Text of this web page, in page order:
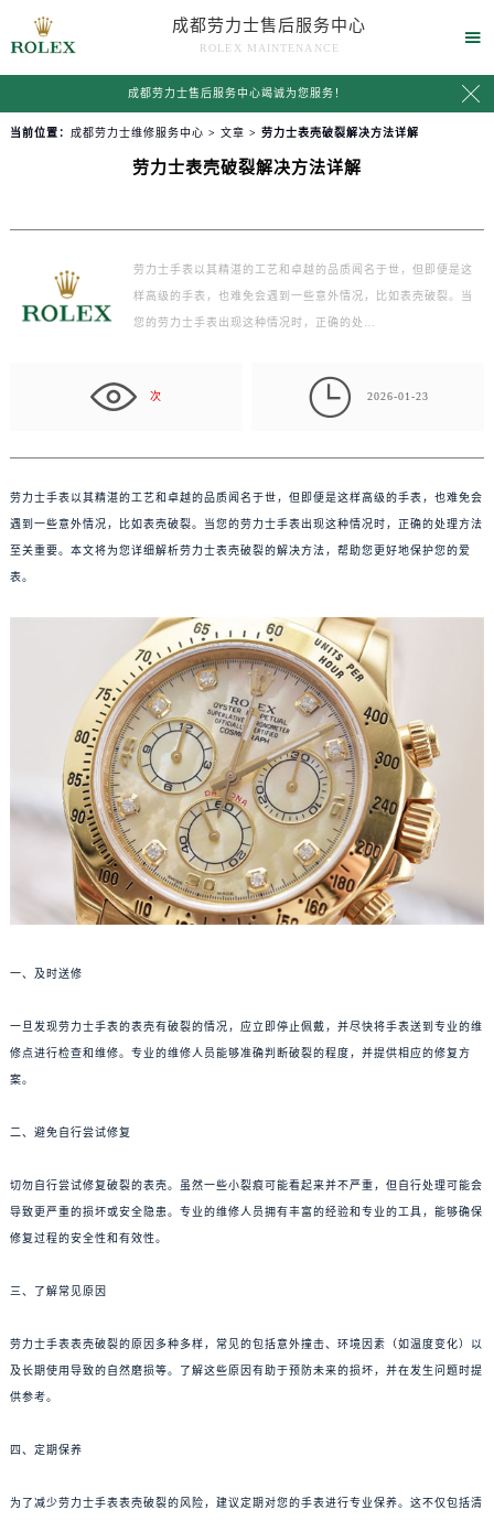
成都劳力士售后服务中心
ROLEX MAINTENANCE

成都劳力士售后服务中心竭诚为您服务！ 
当前位置： 成都劳力士维修服务中心 > 文章 > 劳力士表壳破裂解决方法详解
劳力士表壳破裂解决方法详解
劳力士手表以其精湛的工艺和卓越的品质闻名于世，但即便是这
样高级的手表，也难免会遇到一些意外情况，比如表壳破裂。当
您的劳力士手表出现这种情况时，正确的处…
次  2026-01-23
劳力士手表以其精湛的工艺和卓越的品质闻名于世，但即便是这样高级的手表，也难免会
遇到一些意外情况，比如表壳破裂。当您的劳力士手表出现这种情况时，正确的处理方法
至关重要。本文将为您详细解析劳力士表壳破裂的解决方法，帮助您更好地保护您的爱
表。
一、及时送修
一旦发现劳力士手表的表壳有破裂的情况，应立即停止佩戴，并尽快将手表送到专业的维
修点进行检查和维修。专业的维修人员能够准确判断破裂的程度，并提供相应的修复方
案。
二、避免自行尝试修复
切勿自行尝试修复破裂的表壳。虽然一些小裂痕可能看起来并不严重，但自行处理可能会
导致更严重的损坏或安全隐患。专业的维修人员拥有丰富的经验和专业的工具，能够确保
修复过程的安全性和有效性。
三、了解常见原因
劳力士手表表壳破裂的原因多种多样，常见的包括意外撞击、环境因素（如温度变化）以
及长期使用导致的自然磨损等。了解这些原因有助于预防未来的损坏，并在发生问题时提
供参考。
四、定期保养
为了减少劳力士手表表壳破裂的风险，建议定期对您的手表进行专业保养。这不仅包括清